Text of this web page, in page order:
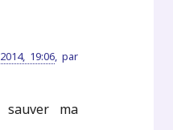
19:06, par
ma